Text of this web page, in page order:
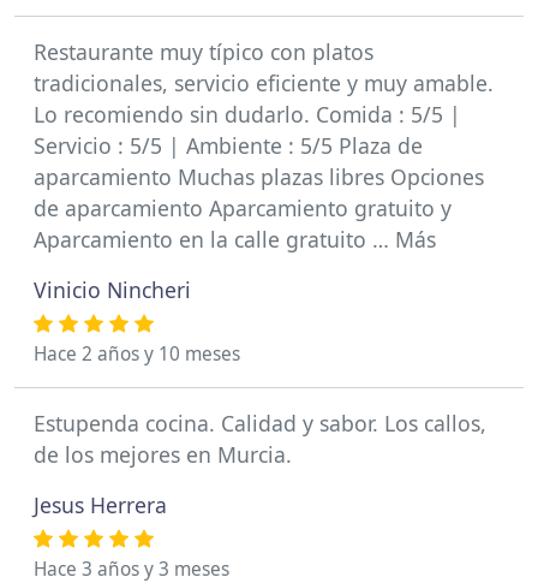
Restaurante muy típico con platos
tradicionales, servicio eficiente y muy amable.
Lo recomiendo sin dudarlo. Comida : 5/5 |
Servicio : 5/5 | Ambiente : 5/5 Plaza de
aparcamiento Muchas plazas libres Opciones
de aparcamiento Aparcamiento gratuito y
Aparcamiento en la calle gratuito … Más
Vinicio Nincheri
Hace 2 años y 10 meses
Estupenda cocina. Calidad y sabor. Los callos,
de los mejores en Murcia.
Jesus Herrera
Hace 3 años y 3 meses